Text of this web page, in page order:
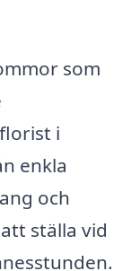
som
i
enkla
och
ställa vid